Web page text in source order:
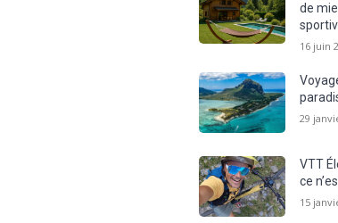
de
16 juin
29
VTT
ce
15